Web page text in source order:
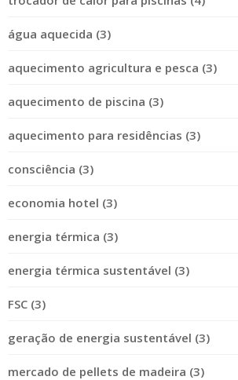
água aquecida (3)
aquecimento agricultura e pesca (3)
aquecimento de piscina (3)
aquecimento para residências (3)
consciência (3)
economia hotel (3)
energia térmica (3)
energia térmica sustentável (3)
FSC (3)
geração de energia sustentável (3)
mercado de pellets de madeira (3)